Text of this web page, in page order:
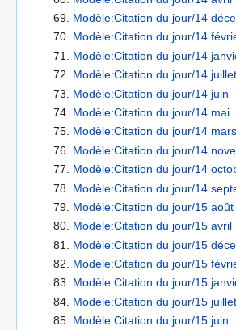
Modèle:Citation du jour/14
Modèle:Citation du jour/14
Modèle:Citation du jour/14
Modèle:Citation du jour/14 juillet
Modèle:Citation du jour/14 juin
Modèle:Citation du jour/14 mai
Modèle:Citation du jour/14 mars
Modèle:Citation du jour/14
Modèle:Citation du jour/14
Modèle:Citation du jour/14
Modèle:Citation du jour/15 août
Modèle:Citation du jour/15 avril
Modèle:Citation du jour/15
Modèle:Citation du jour/15
Modèle:Citation du jour/15
Modèle:Citation du jour/15 juillet
Modèle:Citation du jour/15 juin